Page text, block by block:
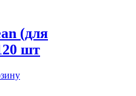
(для
шт